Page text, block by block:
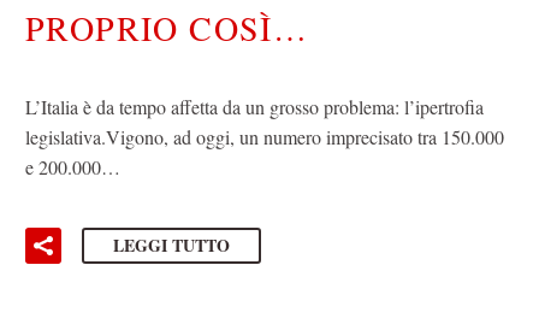
PROPRIO COSÌ…
L’Italia è da tempo affetta da un grosso problema: l’ipertrofia
legislativa.Vigono, ad oggi, un numero imprecisato tra 150.000
e 200.000…
LEGGI TUTTO